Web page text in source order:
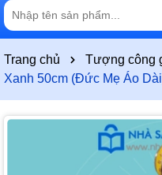
Trang chủ Tượng công
Xanh 50cm (Đức Mẹ Áo